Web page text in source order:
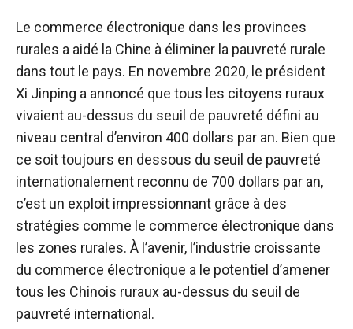
Le commerce électronique dans les provinces
rurales a aidé la Chine à éliminer la pauvreté rurale
dans tout le pays. En novembre 2020, le président
Xi Jinping a annoncé que tous les citoyens ruraux
vivaient au-dessus du seuil de pauvreté défini au
niveau central d’environ 400 dollars par an. Bien que
ce soit toujours en dessous du seuil de pauvreté
internationalement reconnu de 700 dollars par an,
c’est un exploit impressionnant grâce à des
stratégies comme le commerce électronique dans
les zones rurales. À l’avenir, l’industrie croissante
du commerce électronique a le potentiel d’amener
tous les Chinois ruraux au-dessus du seuil de
pauvreté international.